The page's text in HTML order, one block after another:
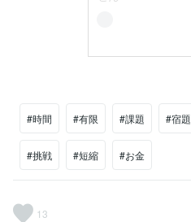
#時間 #有限 #課題 #宿題
#挑戦 #短縮 #お金
13